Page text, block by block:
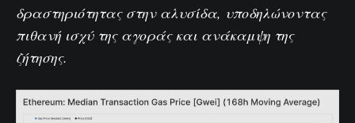
δραστηριότητας στην αλυσίδα, υποδηλώνοντας
πιθανή ισχύ της αγοράς και ανάκαμψη της
ζήτησης.